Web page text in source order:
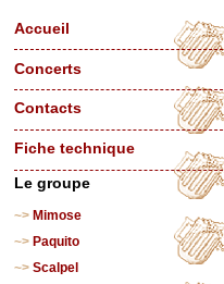
Accueil
Concerts
Contacts
Fiche technique
Le groupe
Mimose
Paquito
Scalpel